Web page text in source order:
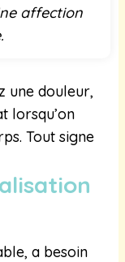
affection
une douleur,
lorsqu’on
Tout signe
a besoin